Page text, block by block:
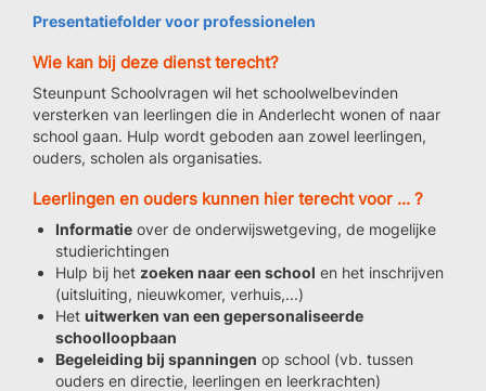
Presentatiefolder voor professionelen
Wie kan bij deze dienst terecht?
Steunpunt Schoolvragen wil het schoolwelbevinden
versterken van leerlingen die in Anderlecht wonen of naar
school gaan. Hulp wordt geboden aan zowel leerlingen,
ouders, scholen als organisaties.
Leerlingen en ouders kunnen hier terecht voor ... ?
Informatie over de onderwijswetgeving, de mogelijke
studierichtingen
Hulp bij het zoeken naar een school en het inschrijven
(uitsluiting, nieuwkomer, verhuis,...)
Het uitwerken van een gepersonaliseerde
schoolloopbaan
Begeleiding bij spanningen op school (vb. tussen
ouders en directie, leerlingen en leerkrachten)